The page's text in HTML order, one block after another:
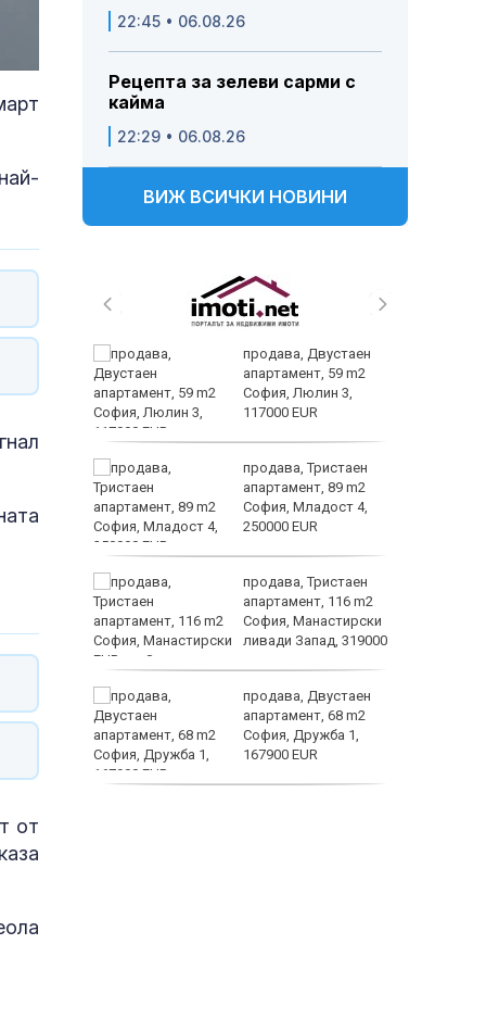
от
22:45 • 06.08.26
Рецепта за зелеви сарми с
кайма
22:29 • 06.08.26
ВИЖ ВСИЧКИ НОВИНИ
се
продава, Двустаен
апартамент, 59 m2
София, Люлин 3,
117000 EUR
продава, Тристаен
апартамент, 89 m2
София, Младост 4,
250000 EUR
продава, Тристаен
апартамент, 116 m2
София, Манастирски
ливади Запад, 319000
EUR
продава, Двустаен
апартамент, 68 m2
София, Дружба 1,
167900 EUR